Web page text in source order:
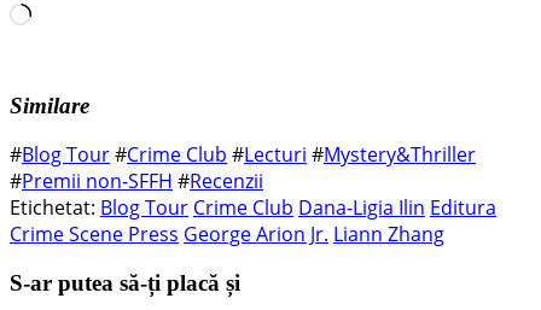
Încarc...
Similare
#Blog Tour#Crime Club #Lecturi #Mystery&Thriller
#Premii non-SFFH #Recenzii
Etichetat: Blog Tour Crime Club Dana-Ligia Ilin Editura
Crime Scene Press George Arion Jr. Liann Zhang
S-ar putea să-ți placă și